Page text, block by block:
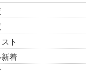
ト
着